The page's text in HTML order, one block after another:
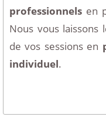
professionnels en
Nous vous laissons
de vos sessions en
individuel.